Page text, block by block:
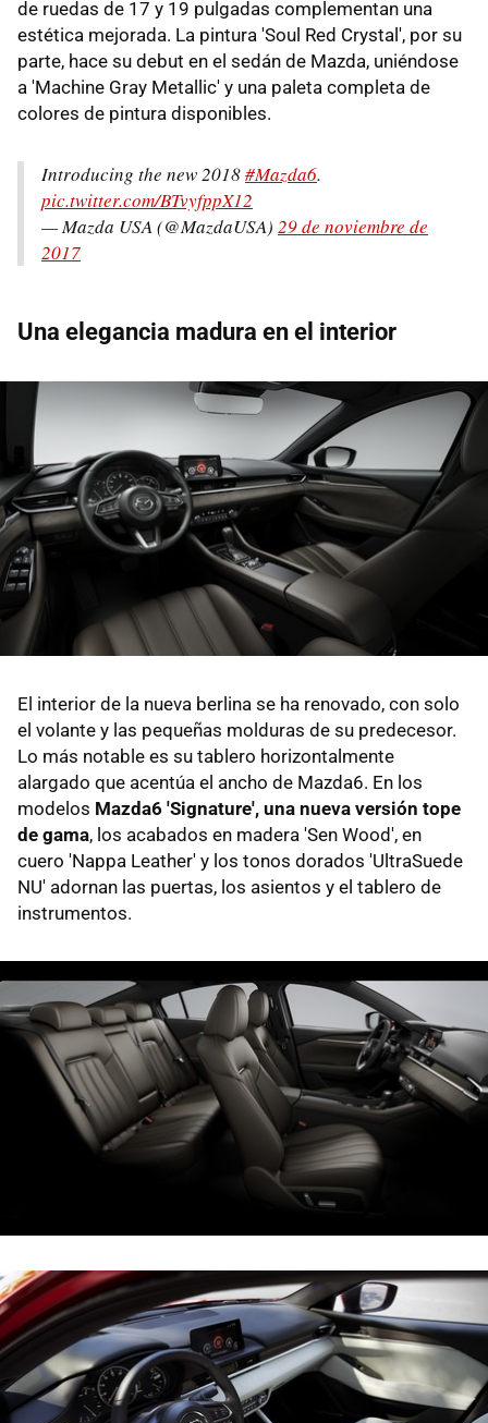
de ruedas de 17 y 19 pulgadas complementan una
estética mejorada. La pintura 'Soul Red Crystal', por su
parte, hace su debut en el sedán de Mazda, uniéndose
a 'Machine Gray Metallic' y una paleta completa de
colores de pintura disponibles.
Introducing the new 2018#Mazda6.
pic.twitter.com/BTvyfppX12
— Mazda USA (@MazdaUSA) 29 de noviembre de
2017
Una elegancia madura en el interior
El interior de la nueva berlina se ha renovado, con solo
el volante y las pequeñas molduras de su predecesor.
Lo más notable es su tablero horizontalmente
alargado que acentúa el ancho de Mazda6. En los
modelos Mazda6 'Signature', una nueva versión tope
de gama, los acabados en madera 'Sen Wood', en
cuero 'Nappa Leather' y los tonos dorados 'UltraSuede
NU' adornan las puertas, los asientos y el tablero de
instrumentos.